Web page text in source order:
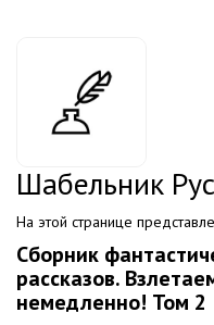
Шабельник
На этой странице
Сборник
рассказов.
немедленно! Том 2